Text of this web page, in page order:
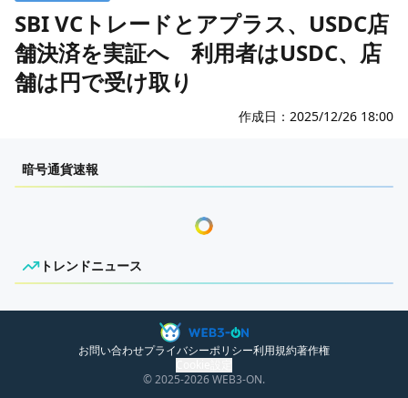
WEB3イベント
GAME
ゲームニュース
インタビュー/GAME
ECONOMY
トレンドニュース
SBI VCトレードとアプラス、USDC店
舗決済を実証へ 利用者はUSDC、店
舗は円で受け取り
作成日： 2025/12/26 18:00
センチメンタルな岩狸
暗号通貨速報
トレンドニュース
ニュースがありません。
お問い合わせプライバシーポリシー利用規約著作権
© 2025-2026WEB3-ON.